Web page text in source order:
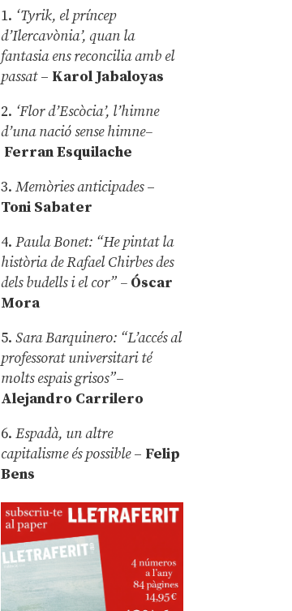
1. ‘Tyrik, el príncep
d’Ilercavònia’, quan la
fantasia ens reconcilia amb el
passat– Karol Jabaloyas
2. ‘Flor d’Escòcia’, l’himne
d’una nació sense himne–
Ferran Esquilache
3.Memòries anticipades–
Toni Sabater
4.Paula Bonet: “He pintat la
història de Rafael Chirbes des
dels budells i el cor” – Óscar
Mora
5.Sara Barquinero: “L’accés al
professorat universitari té
molts espais grisos”–
Alejandro Carrilero
6.Espadà, un altre
capitalisme és possible – Felip
Bens